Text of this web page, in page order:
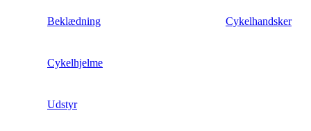
Beklædning Cykelhandsker
Cykelhjelme
Udstyr